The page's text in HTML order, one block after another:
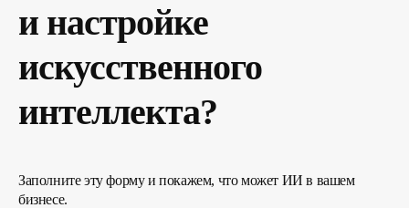
и настройке
искусственного
интеллекта?
Заполните эту форму и покажем, что может ИИ в вашем
бизнесе.